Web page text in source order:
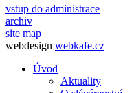
vstup do administrace
archiv
site map
webdesign webkafe.cz
Úvod
Aktuality